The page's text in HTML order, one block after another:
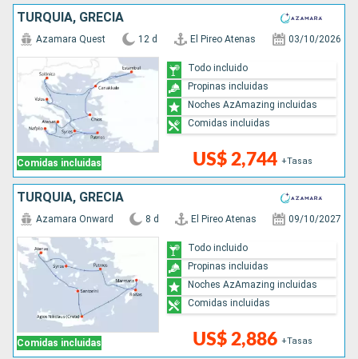
TURQUÍA, GRECIA
Comidas incluidas
Azamara Quest 12 d El Pireo Atenas 03/10/2026
US$ 2,744 +Tasas
Todo incluido
Propinas incluidas
Noches AzAmazing incluidas
Comidas incluidas
TURQUÍA, GRECIA
Comidas incluidas
Azamara Onward 8 d El Pireo Atenas 09/10/2027
US$ 2,886 +Tasas
Todo incluido
Propinas incluidas
Noches AzAmazing incluidas
Comidas incluidas